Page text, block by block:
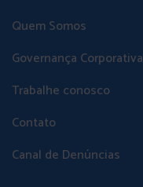
Quem Somos
Governança Corporativa
Trabalhe conosco
Contato
Canal de Denúncias